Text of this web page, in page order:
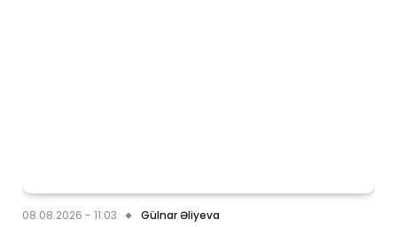
08.08.2026 - 11:03 Gülnar Əliyeva